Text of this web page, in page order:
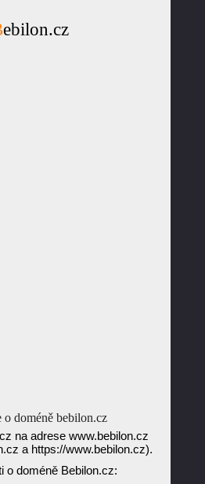
Bebilon.cz
o doméně bebilon.cz
na adrese www.bebilon.cz
a https://www.bebilon.cz).
o doméně Bebilon.cz: